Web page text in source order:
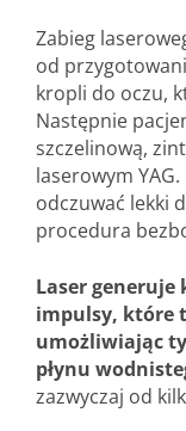
Zabieg
od
kropli do oczu,
Następnie
szczelinową,
laserowym
odczuwać lekki
procedura
Laser
impulsy, które
umożliwiając
płynu
zazwyczaj od